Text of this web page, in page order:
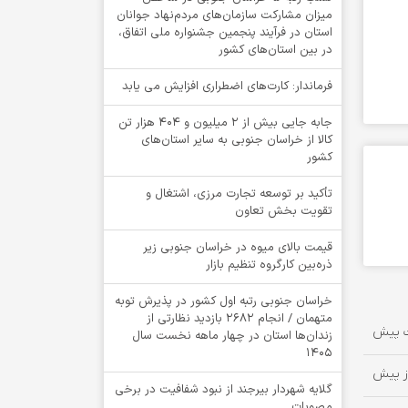
میزان مشارکت سازمان‌های مردم‌نهاد جوانان
استان در فرآیند پنجمین جشنواره ملی اتفاق،
در بین استان‌های کشور
فرماندار: کارت‌های اضطراری افزایش می یابد
جابه جایی بیش از 2 میلیون و 404 هزار تن
کالا از خراسان جنوبی به سایر استان‌های
کشور
تأکید بر توسعه تجارت مرزی، اشتغال و
تقویت بخش تعاون
قیمت بالای میوه در خراسان جنوبی زیر
ذره‌بین کارگروه تنظیم بازار
خراسان جنوبی رتبه اول کشور در پذیرش توبه
متهمان / انجام ۲۶۸۲ بازدید نظارتی از
زندان‌ها استان در چهار ماهه نخست سال
1405
گلایه شهردار بیرجند از نبود شفافیت در برخی